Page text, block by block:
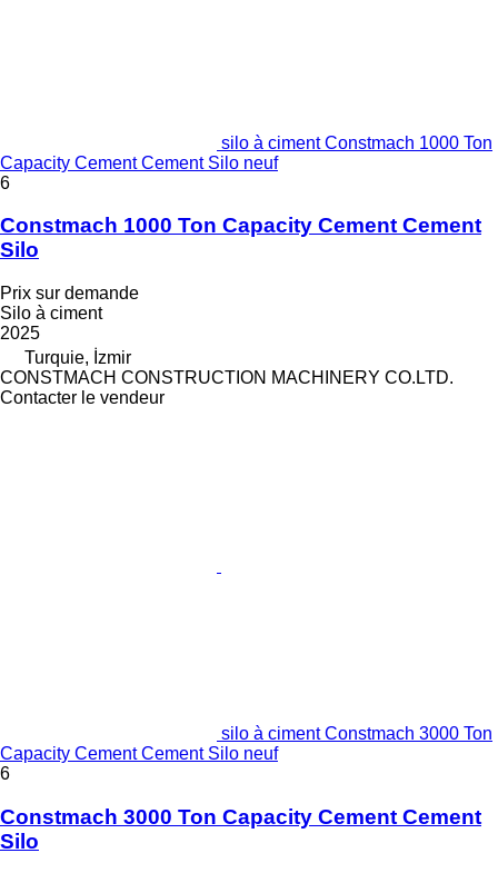
silo à ciment Constmach 1000 Ton
Capacity Cement Cement Silo neuf
6
Constmach 1000 Ton Capacity Cement Cement
Silo
Prix sur demande
Silo à ciment
2025
Turquie, İzmir
CONSTMACH CONSTRUCTION MACHINERY CO.LTD.
Contacter le vendeur
silo à ciment Constmach 3000 Ton
Capacity Cement Cement Silo neuf
6
Constmach 3000 Ton Capacity Cement Cement
Silo